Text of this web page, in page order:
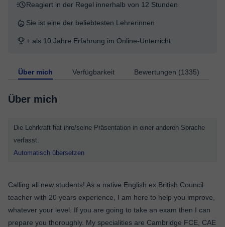
Reagiert in der Regel innerhalb von 12 Stunden
Sie ist eine der beliebtesten Lehrerinnen
+ als 10 Jahre Erfahrung im Online-Unterricht
Über mich Verfügbarkeit Bewertungen (1335)
Über mich
Die Lehrkraft hat ihre/seine Präsentation in einer anderen Sprache
verfasst.
Automatisch übersetzen
Calling all new students! As a native English ex British Council
teacher with 20 years experience, I am here to help you improve,
whatever your level. If you are going to take an exam then I can
prepare you thoroughly. My specialities are Cambridge FCE, CAE